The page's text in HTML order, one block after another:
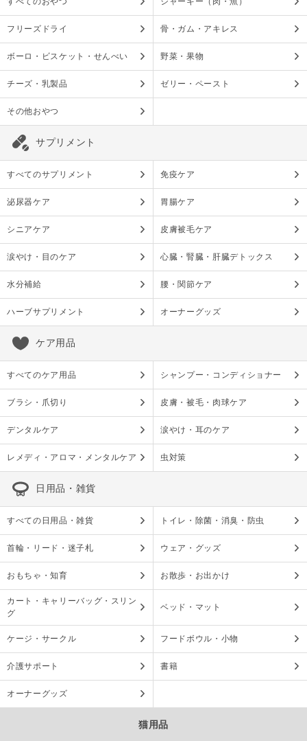
フリーズドライ 骨・ガム・アキレス
ボーロ・ビスケット・せんべい 野菜・果物
チーズ・乳製品 ゼリー・ペースト
その他おやつ
サプリメント
すべてのサプリメント 免疫ケア
泌尿器ケア 胃腸ケア
シニアケア 皮膚被毛ケア
涙やけ・目のケア 心臓・腎臓・肝臓デトックス
水分補給 腰・関節ケア
ハーブサプリメント オーナーグッズ
ケア用品
すべてのケア用品 シャンプー・コンディショナー
ブラシ・爪切り 皮膚・被毛・肉球ケア
デンタルケア 涙やけ・耳のケア
レメディ・アロマ・メンタルケア 虫対策
日用品・雑貨
すべての日用品・雑貨 トイレ・除菌・消臭・防虫
首輪・リード・迷子札 ウェア・グッズ
おもちゃ・知育 お散歩・お出かけ
カート・キャリーバッグ・スリン
グ
ベッド・マット
ケージ・サークル フードボウル・小物
介護サポート 書籍
オーナーグッズ
猫用品